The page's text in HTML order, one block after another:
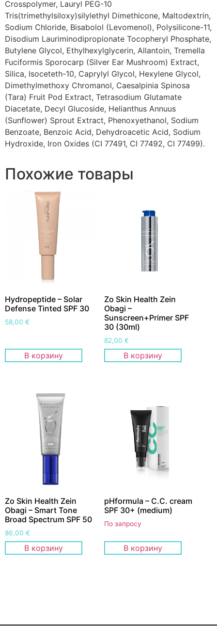
Crosspolymer, Lauryl PEG-10
Tris(trimethylsiloxy)silylethyl Dimethicone, Maltodextrin,
Sodium Chloride, Bisabolol (Levomenol), Polysilicone-11,
Disodium Lauriminodipropionate Tocopheryl Phosphate,
Butylene Glycol, Ethylhexylglycerin, Allantoin, Tremella
Fuciformis Sporocarp (Silver Ear Mushroom) Extract,
Silica, Isoceteth-10, Caprylyl Glycol, Hexylene Glycol,
Dimethylmethoxy Chromanol, Caesalpinia Spinosa
(Tara) Fruit Pod Extract, Tetrasodium Glutamate
Diacetate, Decyl Glucoside, Helianthus Annuus
(Sunflower) Sprout Extract, Phenoxyethanol, Sodium
Benzoate, Benzoic Acid, Dehydroacetic Acid, Sodium
Hydroxide, Iron Oxides (CI 77491, CI 77492, CI 77499).
Похожие товары
Hydropeptide – Solar
Defense Tinted SPF 30
58,00 €
В корзину
Zo Skin Health Zein
Obagi –
Sunscreen+Primer SPF
30 (30ml)
82,00€
В корзину
Zo Skin Health Zein
Obagi – Smart Tone
Broad Spectrum SPF 50
86,00 €
В корзину
pHformula – C.C. cream
SPF 30+ (medium)
По запросу
В корзину